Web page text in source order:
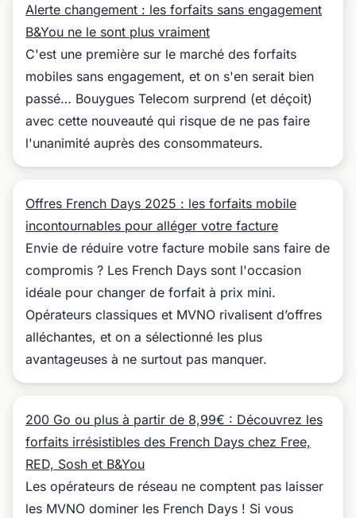
Alerte changement : les forfaits sans engagement
B&You ne le sont plus vraiment
C'est une première sur le marché des forfaits
mobiles sans engagement, et on s'en serait bien
passé… Bouygues Telecom surprend (et déçoit)
avec cette nouveauté qui risque de ne pas faire
l'unanimité auprès des consommateurs.
Offres French Days 2025 : les forfaits mobile
incontournables pour alléger votre facture
Envie de réduire votre facture mobile sans faire de
compromis ? Les French Days sont l'occasion
idéale pour changer de forfait à prix mini.
Opérateurs classiques et MVNO rivalisent d’offres
alléchantes, et on a sélectionné les plus
avantageuses à ne surtout pas manquer.
200 Go ou plus à partir de 8,99€ : Découvrez les
forfaits irrésistibles des French Days chez Free,
RED, Sosh et B&You
Les opérateurs de réseau ne comptent pas laisser
les MVNO dominer les French Days ! Si vous